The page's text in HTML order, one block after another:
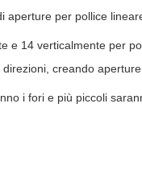
aperture per pollice
e 14 verticalmente per
creando
i fori e più piccoli